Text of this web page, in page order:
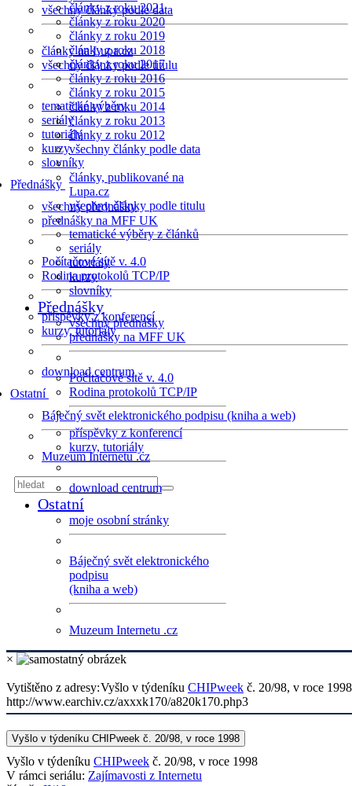
všechny články podle data
články na Lupa.cz
všechny články podle titulu
tematické výběry
seriály
tutoriály
kurzy
slovníky
Přednášky
všechny přednášky
přednášky na MFF UK
Počítačové sítě v. 4.0
Rodina protokolů TCP/IP
příspěvky z konferencí
kurzy, tutoriály
download centrum
Ostatní
Báječný svět elektronického podpisu (kniha a web)
Muzeum Internetu .cz
články z roku 2021
články z roku 2020
články z roku 2019
články z roku 2018
články z roku 2017
články z roku 2016
články z roku 2015
články z roku 2014
články z roku 2013
články z roku 2012
všechny články podle data
články, publikované na
Lupa.cz
všechny články podle titulu
tematické výběry z článků
seriály
tutoriály
kurzy
slovníky
Přednášky
všechny přednášky
přednášky na MFF UK
Počítačové sítě v. 4.0
Rodina protokolů TCP/IP
příspěvky z konferencí
kurzy, tutoriály
download centrum
Ostatní
moje osobní stránky
Báječný svět elektronického
podpisu
(kniha a web)
Muzeum Internetu .cz
×
Vyšlo v týdeníku CHIPweek č. 20/98, v roce 1998
Vytištěno z adresy:
http://www.earchiv.cz/axxxk170/a820k170.php3
Vyšlo v týdeníku CHIPweek č. 20/98, v roce 1998
Vyšlo v týdeníku CHIPweek č. 20/98, v roce 1998
V rámci seriálu: Zajímavosti z Internetu